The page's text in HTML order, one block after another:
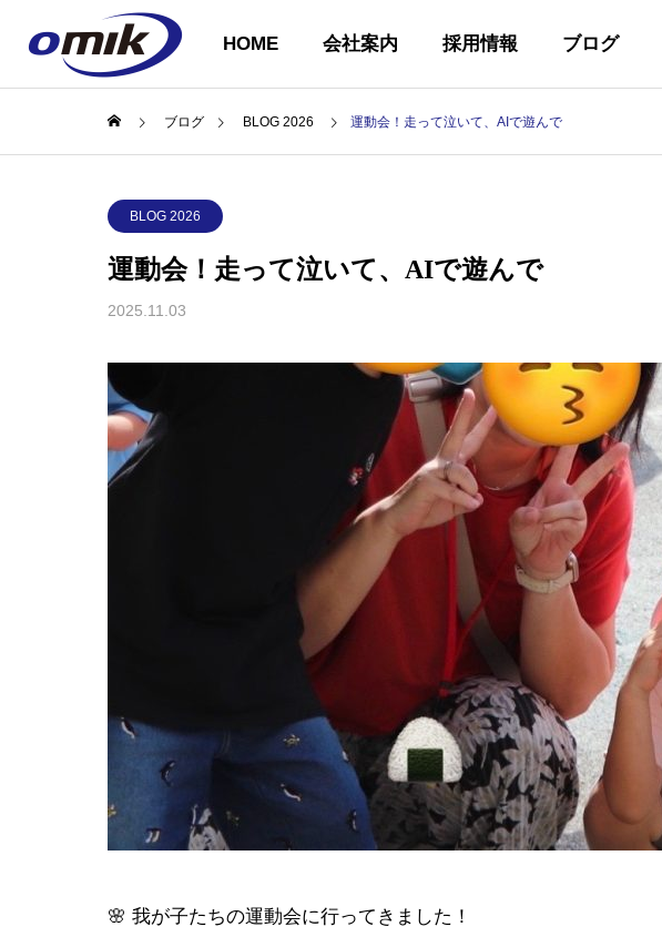
HOME 会社案内 採用情報 ブログ
COMPANY
会社案内
企業理念
PHILOSOPHY
会社イベント
ブログ BLOG 2026 運動会！走って泣いて、AIで遊んで
BLOG 2026
運動会！走って泣いて、AIで遊んで
2025.11.03
🌸 我が子たちの運動会に行ってきました！